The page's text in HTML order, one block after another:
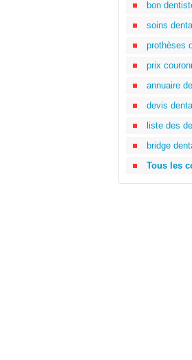
bon
soins
prothèses
prix
annuaire
devis
liste des
bridge
Tous les